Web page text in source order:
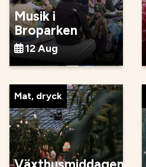
Musik i
Broparken
12 Aug
Mat, dryck